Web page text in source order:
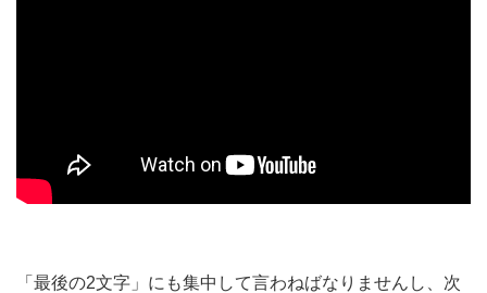
「最後の2文字」にも集中して言わねばなりませんし、次